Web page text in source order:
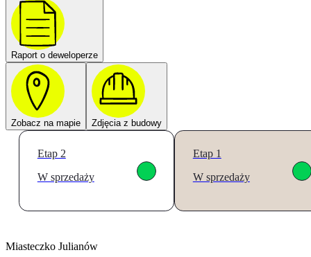
Raport o deweloperze
Zobacz na mapie Zdjęcia z budowy
Etap 2
W sprzedaży
Etap 1
W sprzedaży
Miasteczko Julianów